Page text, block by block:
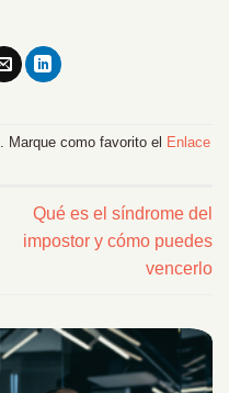
. Marque como favorito el Enlace
Qué es el síndrome del
impostor y cómo puedes
vencerlo